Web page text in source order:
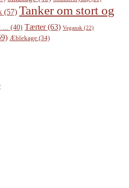
(57) Tanker om stort og
... (40) Tærter(63) Vegansk (22)
Æblekage (34)